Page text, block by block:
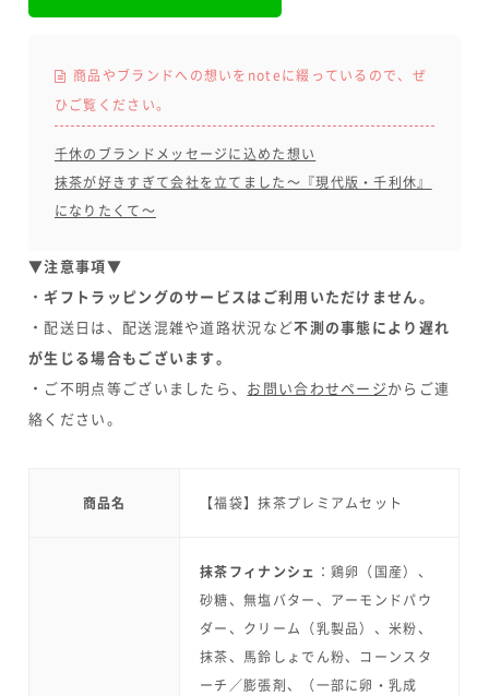
商品やブランドへの想いをnoteに綴っているので、ぜ
ひご覧ください。
千休のブランドメッセージに込めた想い
抹茶が好きすぎて会社を立てました～『現代版・千利休』
になりたくて～
▼注意事項▼
・ ギフトラッピングのサービスはご利用いただけません。
・配送日は、配送混雑や道路状況など不測の事態により遅れ
が生じる場合もございます。
・ご不明点等ございましたら、 お問い合わせページからご連
絡ください。
商品名 【福袋】抹茶プレミアムセット
抹茶フィナンシェ ：鶏卵（国産）、
砂糖、無塩バター、アーモンドパウ
ダー、クリーム（乳製品）、米粉、
抹茶、馬鈴しょでん粉、コーンスタ
ーチ／膨張剤、（一部に卵・乳成